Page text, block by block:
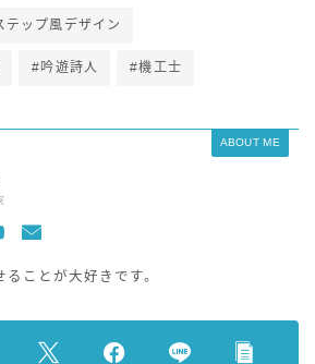
テップ風デザイン
#吟遊詩人 #機工士
ABOUT ME
ことが大好きです。